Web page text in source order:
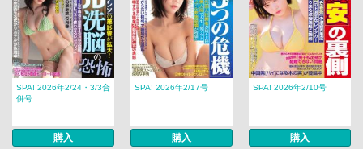
SPA! 2026年2/24・3/3合
併号
購入
SPA! 2026年2/17号
購入
SPA! 2026年2/10号
購入